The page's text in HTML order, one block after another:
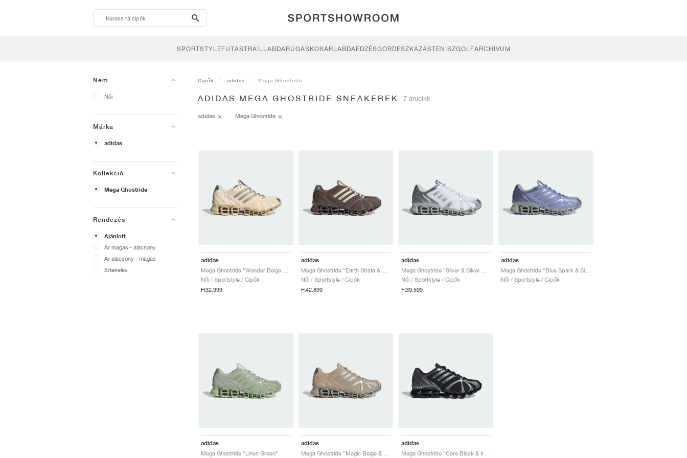
search-
btn
SPORTSTYLEFUTÁSTRAILLABDARÚGÁSKOSÁRLABDAEDZÉSGÖRDESZKÁZÁSTENISZGOLFARCHÍVUM
Nem
Női
Márka
adidas
Kollekció
Mega Ghostride
Rendezés
Ajánlott
Ár magas - alacsony
Ár alacsony - magas
Értékelés
Cipők adidas Mega Ghostride
ADIDAS MEGA GHOSTRIDE SNEAKEREK 7 árucikk
adidas Mega Ghostride
adidas
Női / Sportstyle / Cipők
Ft32.999
adidas
Női / Sportstyle / Cipők
Ft42.899
adidas
Női / Sportstyle / Cipők
Ft39.599
adidas
Női / Sportstyle / Cipők
adidas
Mega Ghostride "Linen Green"
adidas adidas
Mega Ghostride "Core Black & Iron Metallic"